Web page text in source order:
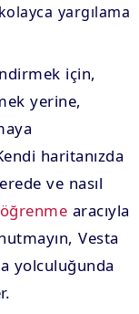
yargılama
için,
yerine,
haritanızda
ve nasıl
aracıyla
Vesta
yolculuğunda